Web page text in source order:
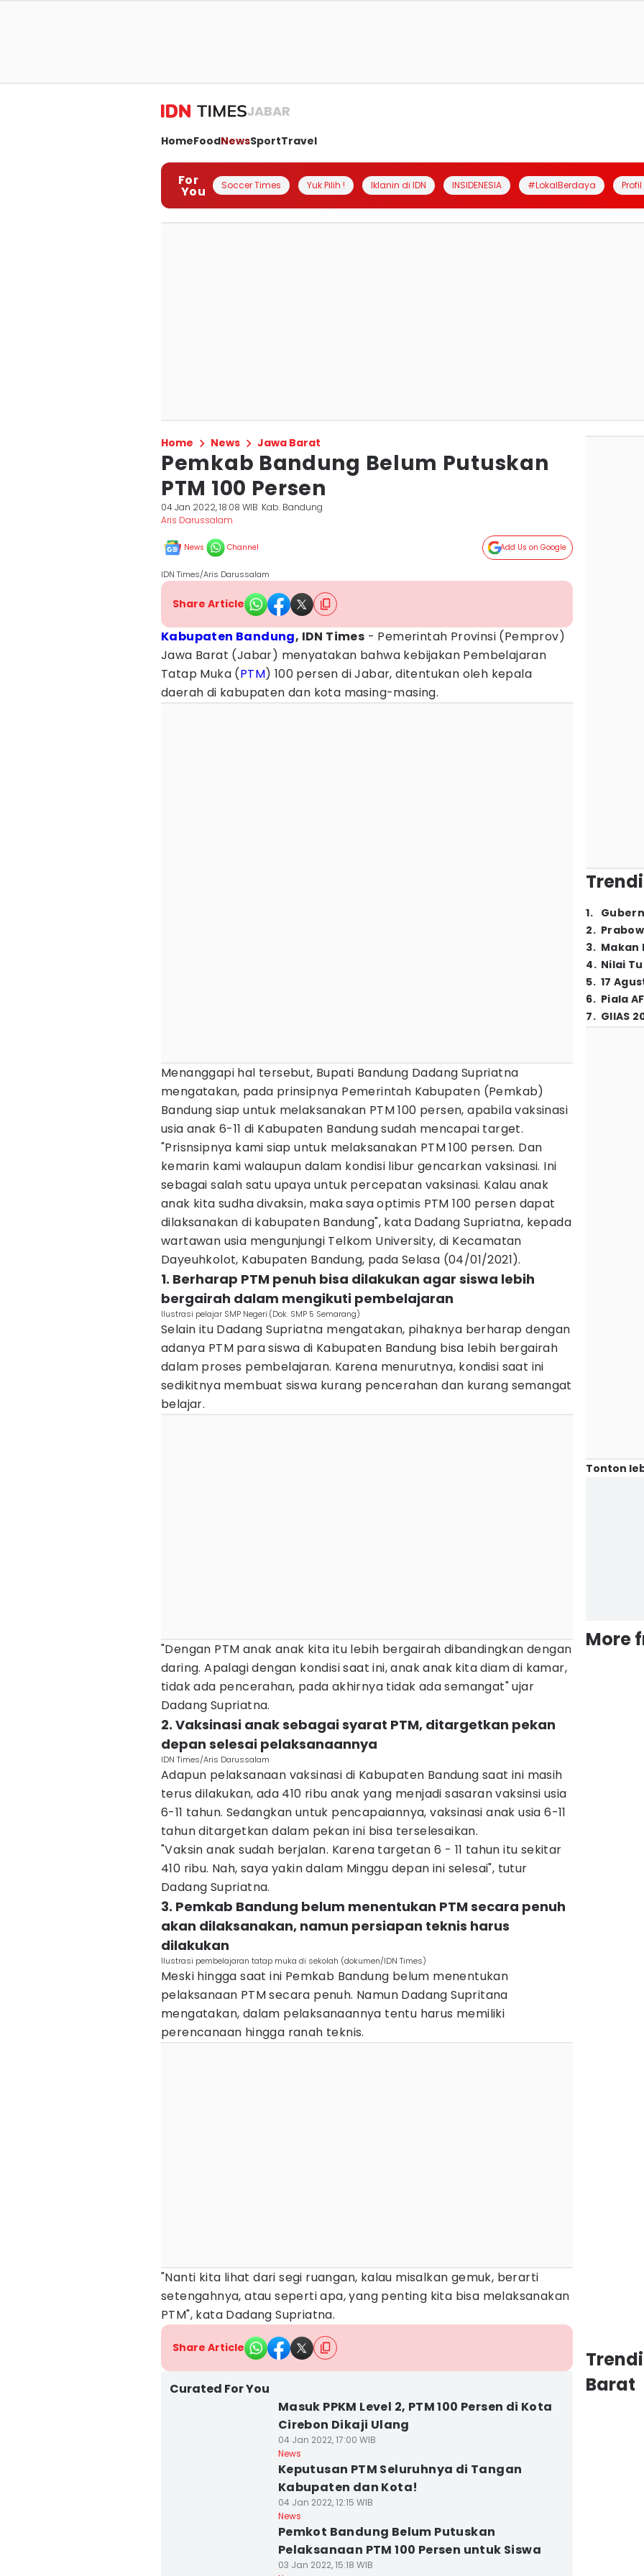
JABAR
HomeFoodNewsSportTravel
For
You Soccer Times Yuk Pilih ! Iklanin di IDN INSIDENESIA #LokalBerdaya
Home News Jawa Barat
Pemkab Bandung Belum Putuskan
PTM 100 Persen
04 Jan 2022, 18:08 WIB Kab. Bandung
Aris Darussalam
News Channel Add Us on Google
IDN Times/Aris Darussalam
Share Article
Kabupaten Bandung, IDN Times - Pemerintah Provinsi (Pemprov)
Jawa Barat (Jabar) menyatakan bahwa kebijakan Pembelajaran
Tatap Muka (PTM) 100 persen di Jabar, ditentukan oleh kepala
daerah di kabupaten dan kota masing-masing.
Menanggapi hal tersebut, Bupati Bandung Dadang Supriatna
mengatakan, pada prinsipnya Pemerintah Kabupaten (Pemkab)
Bandung siap untuk melaksanakan PTM 100 persen, apabila vaksinasi
usia anak 6-11 di Kabupaten Bandung sudah mencapai target.
"Prisnsipnya kami siap untuk melaksanakan PTM 100 persen. Dan
kemarin kami walaupun dalam kondisi libur gencarkan vaksinasi. Ini
sebagai salah satu upaya untuk percepatan vaksinasi. Kalau anak
anak kita sudha divaksin, maka saya optimis PTM 100 persen dapat
dilaksanakan di kabupaten Bandung", kata Dadang Supriatna, kepada
wartawan usia mengunjungi Telkom University, di Kecamatan
Dayeuhkolot, Kabupaten Bandung, pada Selasa (04/01/2021).
1. Berharap PTM penuh bisa dilakukan agar siswa lebih
bergairah dalam mengikuti pembelajaran
Ilustrasi pelajar SMP Negeri.(Dok. SMP 5 Semarang)
Selain itu Dadang Supriatna mengatakan, pihaknya berharap dengan
adanya PTM para siswa di Kabupaten Bandung bisa lebih bergairah
dalam proses pembelajaran. Karena menurutnya, kondisi saat ini
sedikitnya membuat siswa kurang pencerahan dan kurang semangat
belajar.
"Dengan PTM anak anak kita itu lebih bergairah dibandingkan dengan
daring. Apalagi dengan kondisi saat ini, anak anak kita diam di kamar,
tidak ada pencerahan, pada akhirnya tidak ada semangat" ujar
Dadang Supriatna.
2. Vaksinasi anak sebagai syarat PTM, ditargetkan pekan
depan selesai pelaksanaannya
IDN Times/Aris Darussalam
Adapun pelaksanaan vaksinasi di Kabupaten Bandung saat ini masih
terus dilakukan, ada 410 ribu anak yang menjadi sasaran vaksinsi usia
6-11 tahun. Sedangkan untuk pencapaiannya, vaksinasi anak usia 6-11
tahun ditargetkan dalam pekan ini bisa terselesaikan.
"Vaksin anak sudah berjalan. Karena targetan 6 - 11 tahun itu sekitar
410 ribu. Nah, saya yakin dalam Minggu depan ini selesai", tutur
Dadang Supriatna.
3. Pemkab Bandung belum menentukan PTM secara penuh
akan dilaksanakan, namun persiapan teknis harus
dilakukan
Ilustrasi pembelajaran tatap muka di sekolah (dokumen/IDN Times)
Meski hingga saat ini Pemkab Bandung belum menentukan
pelaksanaan PTM secara penuh. Namun Dadang Supritana
mengatakan, dalam pelaksanaannya tentu harus memiliki
perencanaan hingga ranah teknis.
"Nanti kita lihat dari segi ruangan, kalau misalkan gemuk, berarti
setengahnya, atau seperti apa, yang penting kita bisa melaksanakan
PTM", kata Dadang Supriatna.
Share Article
Curated For You
Masuk PPKM Level 2, PTM 100 Persen di Kota
Cirebon Dikaji Ulang
04 Jan 2022, 17:00 WIB
News
Keputusan PTM Seluruhnya di Tangan
Kabupaten dan Kota!
04 Jan 2022, 12:15 WIB
News
Pemkot Bandung Belum Putuskan
Pelaksanaan PTM 100 Persen untuk Siswa
03 Jan 2022, 15:18 WIB
1.
2.
3. Makan
4. Nilai
5. 17
6. Piala
7. GIIAS
Tonton
More
Barat